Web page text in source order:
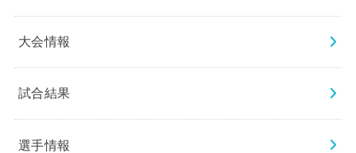
大会情報
試合結果
選手情報